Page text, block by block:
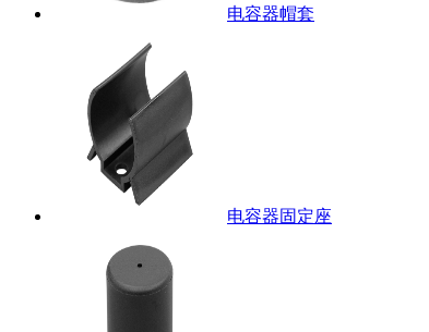
电容器帽套
电容器固定座